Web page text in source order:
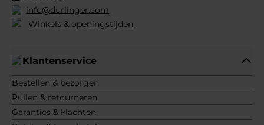
info@durlinger.com
Winkels & openingstijden
Klantenservice
Bestellen & bezorgen
Ruilen & retourneren
Garanties & klachten